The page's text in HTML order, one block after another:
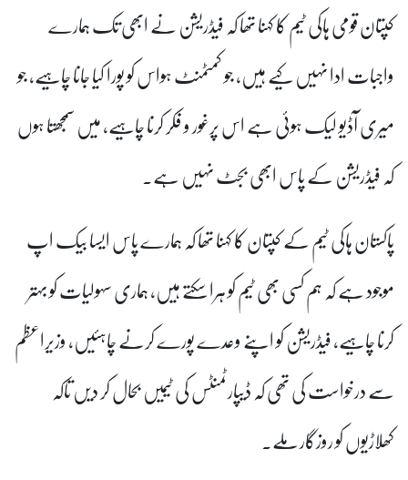
کپتان قومی ہاکی ٹیم کا کہنا تھا کہ فیڈریشن نے ابھی تک ہمارے
واجبات ادا نہیں کیے ہیں، جو کمٹمنٹ ہواس کو پورا کیا جانا چاہیے، جو
میری آڈیو لیک ہوئی ہے اس پرغور و فکر کرنا چاہیے، میں سمجھتا ہوں
کہ فیڈریشن کے پاس ابھی بجٹ نہیں ہے۔
پاکستان ہاکی ٹیم کے کپتان کا کہنا تھا کہ ہمارے پاس ایسا بیک اپ
موجود ہے کہ ہم کسی بھی ٹیم کو ہرا سکتے ہیں، ہماری سہولیات کو بہتر
کرنا چاہیے، فیڈریشن کو اپنے وعدے پورے کرنے چاہئیں، وزیراعظم
سے درخواست کی تھی کہ ڈیپارٹمنٹس کی ٹیمیں بحال کر دیں تاکہ
کھلاڑیوں کو روزگار ملے۔